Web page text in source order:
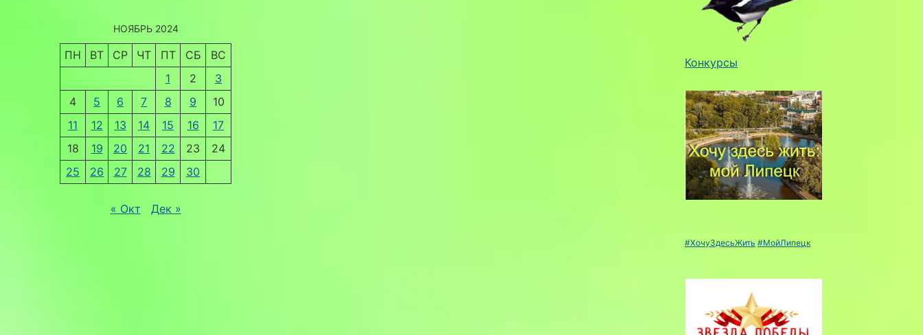
НОЯБРЬ 2024
ПН ВТ СР ЧТ ПТ СБ
ВС
1
2
3
4
5 6 7 8 9
10
11
12 13 14 15 16
17
18
19 20 21 22 23
24
25
26 27 28 29 30
« Окт Дек »
Конкурсы
#ХочуЗдесьЖить #МойЛипецк